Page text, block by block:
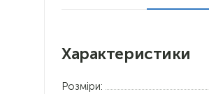
Характеристики
Розміри: